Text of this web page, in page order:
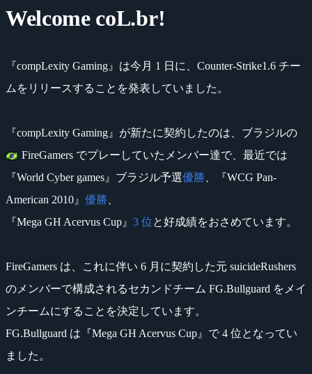
Welcome coL.br!
『compLexity Gaming』は今月 1 日に、Counter-Strike1.6 チー
ムをリリースすることを発表していました。
『compLexity Gaming』が新たに契約したのは、ブラジルの
FireGamers でプレーしていたメンバー達で、最近では
『World Cyber games』ブラジル予選優勝 、『WCG Pan-
American 2010』 優勝
『Mega GH Acervus Cup』 3 位と好成績をおさめています。
FireGamers は、これに伴い 6 月に契約した元 suicideRushers
のメンバーで構成されるセカンドチーム FG.Bullguard をメイ
ンチームにすることを決定しています。
FG.Bullguard は『Mega GH Acervus Cup』で 4 位となってい
ました。